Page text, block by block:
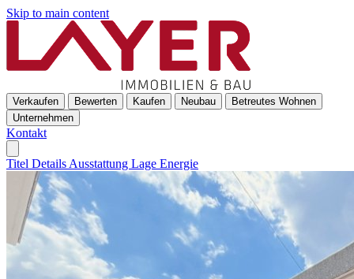
Skip to main content
Verkaufen Bewerten Kaufen Neubau
Betreutes Wohnen
Unternehmen
Kontakt
Titel Details Ausstattung Lage Energie